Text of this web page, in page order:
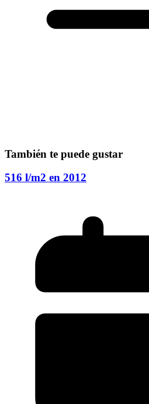
También te puede gustar
516 l/m2 en 2012